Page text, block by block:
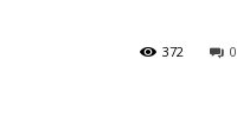
0
372